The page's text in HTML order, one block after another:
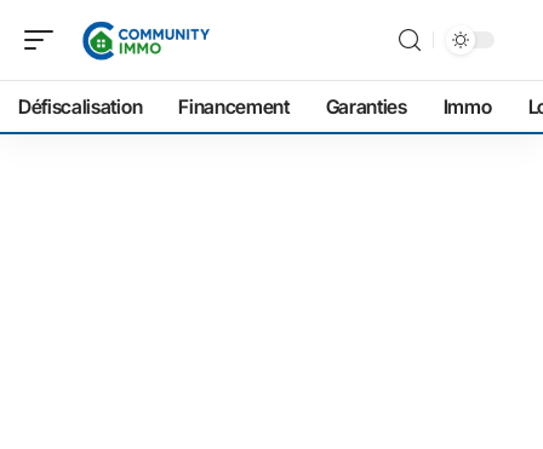
Défiscalisation Financement Garanties Immo